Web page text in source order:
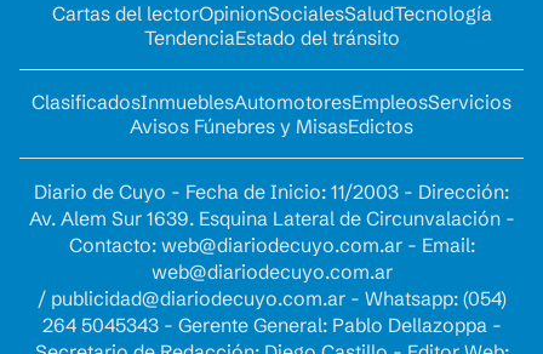
Cartas del lectorOpinionSocialesSaludTecnología
TendenciaEstado del tránsito
ClasificadosInmueblesAutomotoresEmpleosServicios
Avisos Fúnebres y MisasEdictos
Diario de Cuyo - Fecha de Inicio: 11/2003 - Dirección:
Av. Alem Sur 1639. Esquina Lateral de Circunvalación -
Contacto: web@diariodecuyo.com.ar- Email:
web@diariodecuyo.com.ar
/ publicidad@diariodecuyo.com.ar- Whatsapp: (054)
264 5045343 - Gerente General: Pablo Dellazoppa -